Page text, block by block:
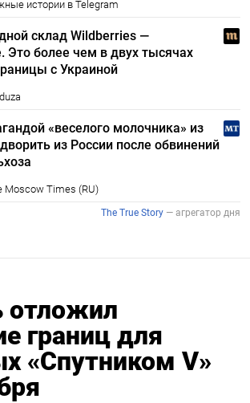
отложил
границ для
«Спутником V»